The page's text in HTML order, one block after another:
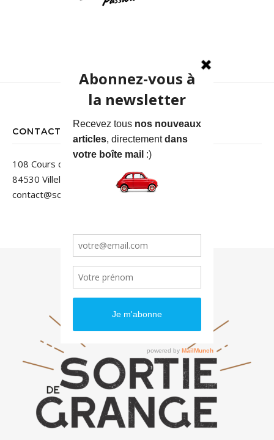
CONTACT
108 Cours des Jardins
84530 Villelaure
contact@sortiedegrange.com